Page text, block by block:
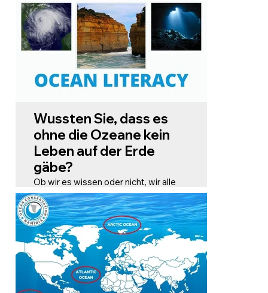
Wussten Sie, dass es
ohne die Ozeane kein
Leben auf der Erde
gäbe?
Ob wir es wissen oder nicht, wir alle
sind vom Ozean abhängig. Er bedeckt
über 70 % unseres Planeten und ist
Heimat für Millionen von Arten – viele
davon sind noch unentdeckt! Der
Ozean spielt eine entscheidende
Rolle bei der Regulierung unseres
Klimas, der Sauerstoffproduktion und
der Sicherung des Lebensunterhalts
von Milliarden von Menschen.